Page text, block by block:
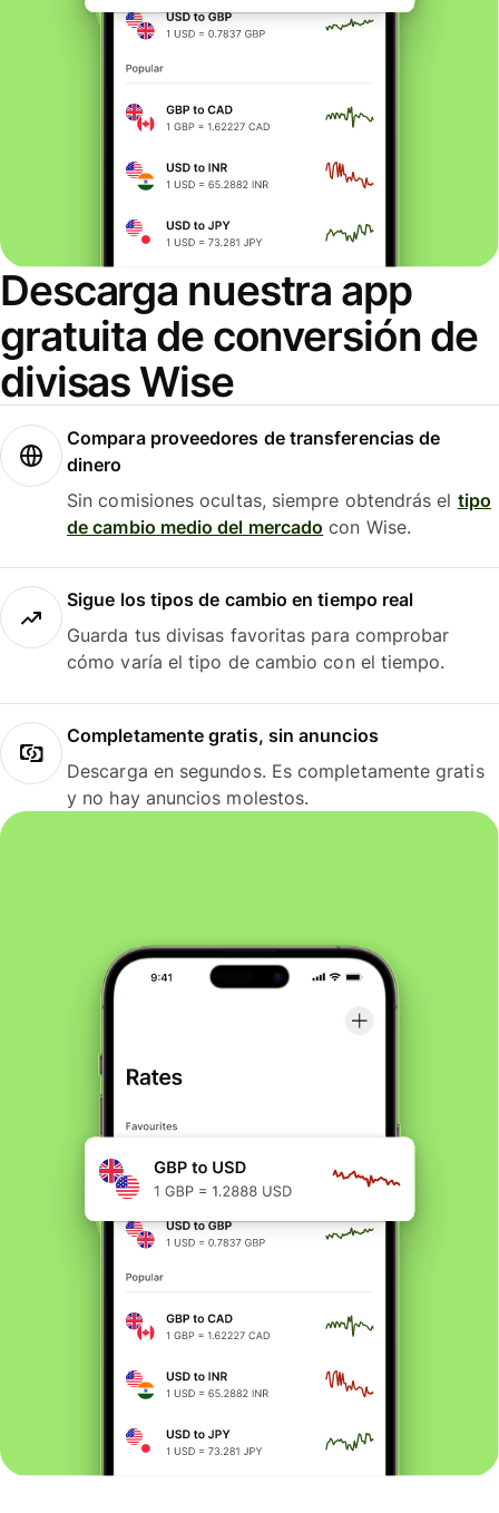
Descarga nuestra app
gratuita de conversión de
divisas Wise
Compara proveedores de transferencias de
dinero
Sin comisiones ocultas, siempre obtendrás el tipo
de cambio medio del mercado con Wise.
Sigue los tipos de cambio en tiempo real
Guarda tus divisas favoritas para comprobar
cómo varía el tipo de cambio con el tiempo.
Completamente gratis, sin anuncios
Descarga en segundos. Es completamente gratis
y no hay anuncios molestos.